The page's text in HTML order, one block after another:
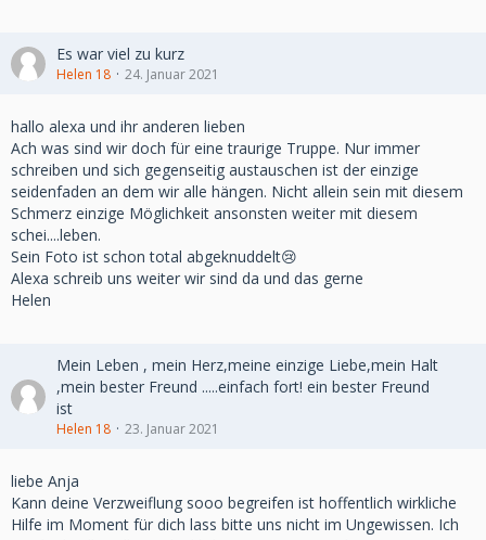
Es war viel zu kurz
Helen 18 24. Januar 2021
hallo alexa und ihr anderen lieben
Ach was sind wir doch für eine traurige Truppe. Nur immer
schreiben und sich gegenseitig austauschen ist der einzige
seidenfaden an dem wir alle hängen. Nicht allein sein mit diesem
Schmerz einzige Möglichkeit ansonsten weiter mit diesem
schei....leben.
Sein Foto ist schon total abgeknuddelt😢
Alexa schreib uns weiter wir sind da und das gerne
Helen
Mein Leben , mein Herz,meine einzige Liebe,mein Halt
,mein bester Freund .....einfach fort! ein bester Freund
ist
Helen 18 23. Januar 2021
liebe Anja
Kann deine Verzweiflung sooo begreifen ist hoffentlich wirkliche
Hilfe im Moment für dich lass bitte uns nicht im Ungewissen. Ich